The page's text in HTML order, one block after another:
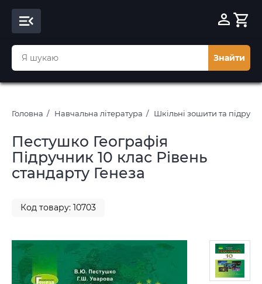
Знайти
Головна Навчальна література Шкільні зошити та
Пестушко Географія
Підручник 10 клас Рівень
стандарту Генеза
Код товару: 10703